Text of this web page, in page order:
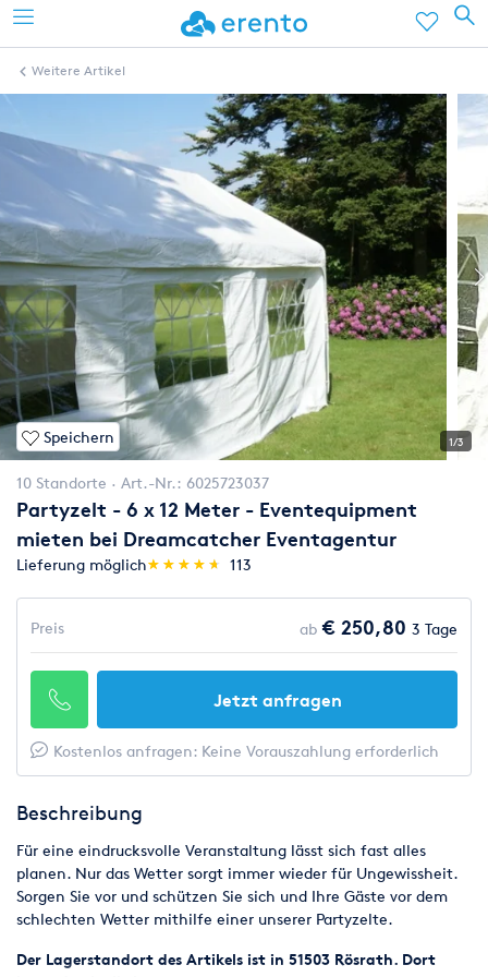
Weitere Artikel
Speichern 1/3
10 Standorte Art.-Nr.: 6025723037
Partyzelt - 6 x 12 Meter - Eventequipment
mieten bei Dreamcatcher Eventagentur
Lieferung möglich(*)
★
★
(*)★
★
(*) ★
★
(*) ★
★
(*) ★
★ 113
Preis ab € 250,80 3 Tage
Jetzt anfragen
Kostenlos anfragen: Keine Vorauszahlung erforderlich
Beschreibung
Für eine eindrucksvolle Veranstaltung lässt sich fast alles
planen. Nur das Wetter sorgt immer wieder für Ungewissheit.
Sorgen Sie vor und schützen Sie sich und Ihre Gäste vor dem
schlechten Wetter mithilfe einer unserer Partyzelte.
Der Lagerstandort des Artikels ist in 51503 Rösrath. Dort